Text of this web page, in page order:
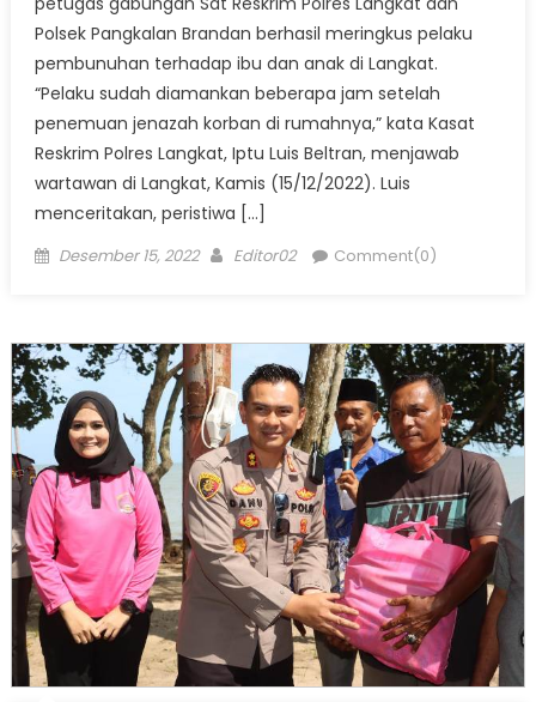
Polsek Pangkalan Brandan berhasil meringkus pelaku
pembunuhan terhadap ibu dan anak di Langkat.
“Pelaku sudah diamankan beberapa jam setelah
penemuan jenazah korban di rumahnya,” kata Kasat
Reskrim Polres Langkat, Iptu Luis Beltran, menjawab
wartawan di Langkat, Kamis (15/12/2022). Luis
menceritakan, peristiwa […]
Posted
Desember 15, 2022 Author
Editor02 Comment(0)